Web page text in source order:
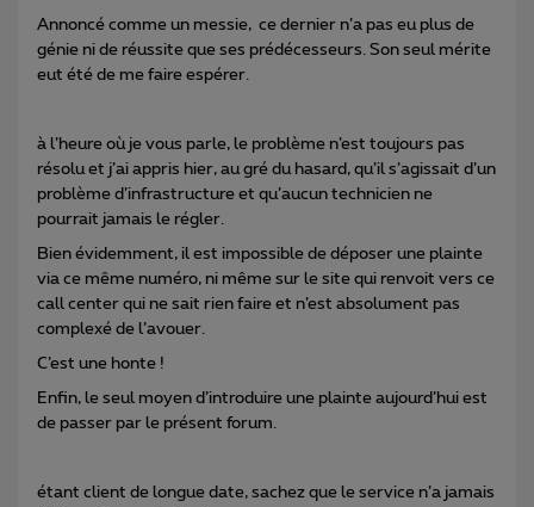
Annoncé comme un messie, ce dernier n’a pas eu plus de
génie ni de réussite que ses prédécesseurs. Son seul mérite
eut été de me faire espérer.
à l’heure où je vous parle, le problème n’est toujours pas
résolu et j’ai appris hier, au gré du hasard, qu’il s’agissait d’un
problème d’infrastructure et qu’aucun technicien ne
pourrait jamais le régler.
Bien évidemment, il est impossible de déposer une plainte
via ce même numéro, ni même sur le site qui renvoit vers ce
call center qui ne sait rien faire et n’est absolument pas
complexé de l’avouer.
C’est une honte !
Enfin, le seul moyen d’introduire une plainte aujourd’hui est
de passer par le présent forum.
étant client de longue date, sachez que le service n’a jamais